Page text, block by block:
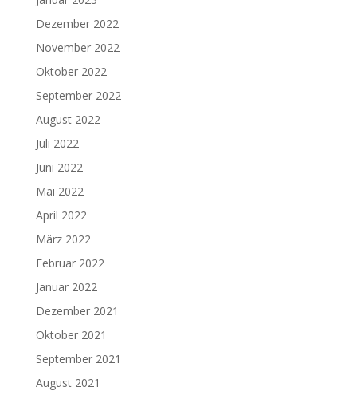
Dezember 2022
November 2022
Oktober 2022
September 2022
August 2022
Juli 2022
Juni 2022
Mai 2022
April 2022
März 2022
Februar 2022
Januar 2022
Dezember 2021
Oktober 2021
September 2021
August 2021